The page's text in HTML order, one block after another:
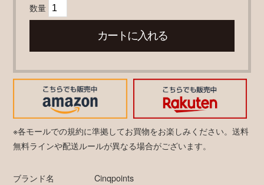
数量
※各モールでの規約に準拠してお買物をお楽しみください。送料
無料ラインや配送ルールが異なる場合がございます。
ブランド名 Cinqpoints